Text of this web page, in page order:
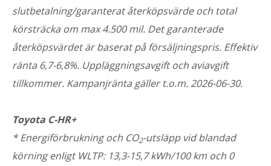
slutbetalning/garanterat återköpsvärde och total
körsträcka om max 4.500 mil. Det garanterade
återköpsvärdet är baserat på försäljningspris. Effektiv
ränta 6,7-6,8%. Uppläggningsavgift och aviavgift
tillkommer. Kampanjränta gäller t.o.m. 2026-06-30.
Toyota C-HR+
* Energiförbrukning och CO2-utsläpp vid blandad
körning enligt WLTP: 13,3-15,7 kWh/100 km och 0